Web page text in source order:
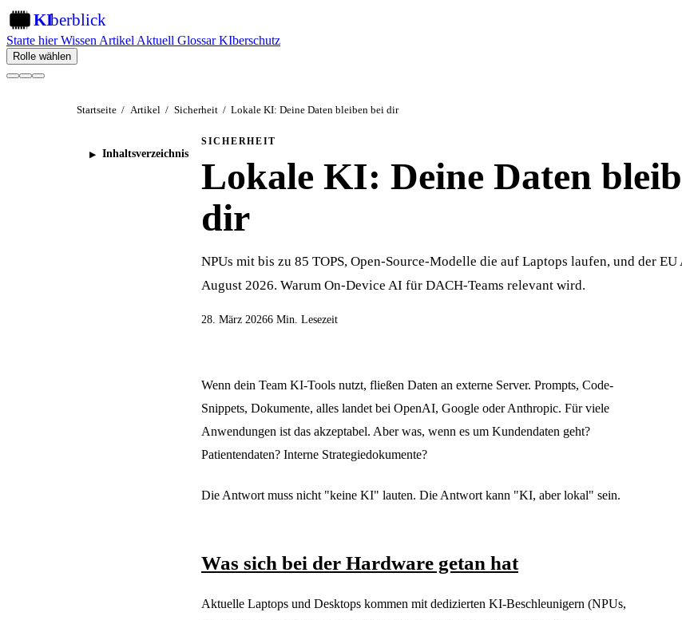
KIberblick
Starte hierWissen Artikel Aktuell GlossarKIberschutz
Rolle wählen
Startseite / Artikel / Sicherheit / Lokale KI: Deine Daten bleiben bei dir
Inhaltsverzeichnis
SICHERHEIT
Lokale KI: Deine Daten
dir
NPUs mit bis zu 85 TOPS, Open-Source-Modelle die auf Laptops laufen, und der EU
August 2026. Warum On-Device AI für DACH-Teams relevant wird.
28. März 20266 Min. Lesezeit
Wenn dein Team KI-Tools nutzt, fließen Daten an externe Server. Prompts, Code-
Snippets, Dokumente, alles landet bei OpenAI, Google oder Anthropic. Für viele
Anwendungen ist das akzeptabel. Aber was, wenn es um Kundendaten geht?
Patientendaten? Interne Strategiedokumente?
Die Antwort muss nicht "keine KI" lauten. Die Antwort kann "KI, aber lokal" sein.
Was sich bei der Hardware getan hat
Aktuelle Laptops und Desktops kommen mit dedizierten KI-Beschleunigern (NPUs,